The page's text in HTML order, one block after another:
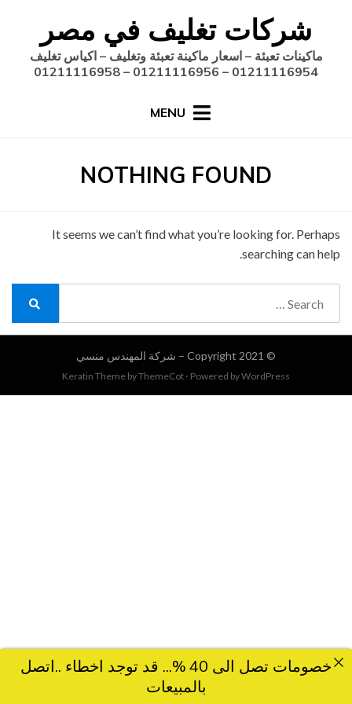
content
شركات تغليف في مصر
ماكينات تعبئة – اسعار ماكينة تعبئة وتغليف – اكياس تغليف
01211116954 – 01211116956 – 01211116958
MENU
NOTHING FOUND
It seems we can’t find what you’re looking for. Perhaps
searching can help.
© Copyright 2021 – شركة المهندس منسي
Keratin Theme byThemeCot ⋅ Powered byWordPress
خصومات تصل الى 40 %... قد توجد اخطاء ..اتصل
بالمبيعات